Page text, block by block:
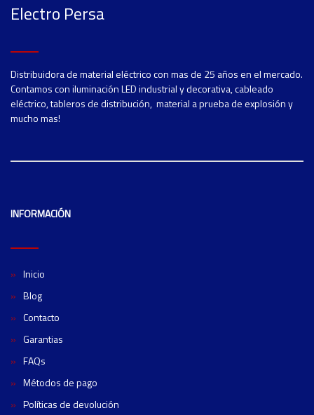
Electro Persa
Distribuidora de material eléctrico con mas de 25 años en el mercado.
Contamos con iluminación LED industrial y decorativa, cableado
eléctrico, tableros de distribución, material a prueba de explosión y
mucho mas!
INFORMACIÓN
Inicio
Blog
Contacto
Garantias
FAQs
Métodos de pago
Políticas de devolución